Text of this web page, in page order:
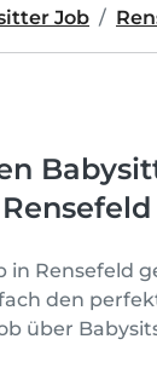
Job
Rensefeld
in Rensefeld
den
über